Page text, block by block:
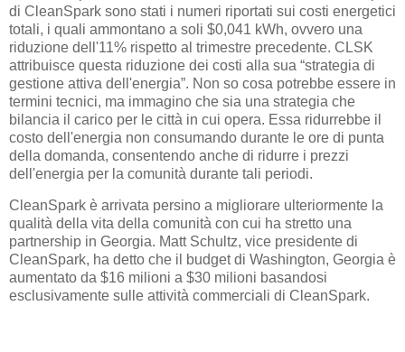
di CleanSpark sono stati i numeri riportati sui costi energetici
totali, i quali ammontano a soli $0,041 kWh, ovvero una
riduzione dell'11% rispetto al trimestre precedente. CLSK
attribuisce questa riduzione dei costi alla sua “strategia di
gestione attiva dell'energia”. Non so cosa potrebbe essere in
termini tecnici, ma immagino che sia una strategia che
bilancia il carico per le città in cui opera. Essa ridurrebbe il
costo dell'energia non consumando durante le ore di punta
della domanda, consentendo anche di ridurre i prezzi
dell'energia per la comunità durante tali periodi.
CleanSpark è arrivata persino a migliorare ulteriormente la
qualità della vita della comunità con cui ha stretto una
partnership in Georgia. Matt Schultz, vice presidente di
CleanSpark, ha detto che il budget di Washington, Georgia è
aumentato da $16 milioni a $30 milioni basandosi
esclusivamente sulle attività commerciali di CleanSpark.